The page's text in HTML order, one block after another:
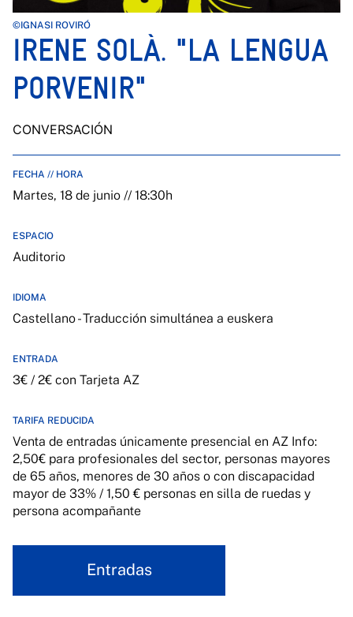
©IGNASI ROVIRÓ
IRENE SOLÀ. "LA LENGUA
PORVENIR"
CONVERSACIÓN
FECHA // HORA
Martes, 18 de junio // 18:30h
ESPACIO
Auditorio
IDIOMA
Castellano - Traducción simultánea a euskera
ENTRADA
3€ / 2€ con Tarjeta AZ
TARIFA REDUCIDA
Venta de entradas únicamente presencial en AZ Info:
2,50€ para profesionales del sector, personas mayores
de 65 años, menores de 30 años o con discapacidad
mayor de 33% / 1,50 € personas en silla de ruedas y
persona acompañante
Entradas